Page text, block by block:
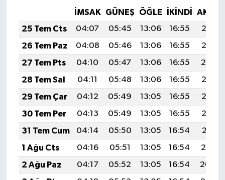
İMSAK GÜNEŞ ÖĞLE İKINDI
25 Tem Cts
04:07 05:45 13:06 16:55
20:16
26 Tem Paz
04:08 05:46 13:06 16:55
20:15
27 Tem Pts
04:10 05:47 13:06 16:55
20:14
28 Tem Sal
04:11 05:48 13:06 16:55
20:13
29 Tem Çar
04:12 05:49 13:05 16:55
20:12
30 Tem Per
04:13 05:49 13:05 16:55
20:12
31 Tem Cum
04:14 05:50 13:05 16:54
20:11
1 Ağu Cts
04:16 05:51 13:05 16:54
20:10
2 Ağu Paz
04:17 05:52 13:05 16:54
20:09